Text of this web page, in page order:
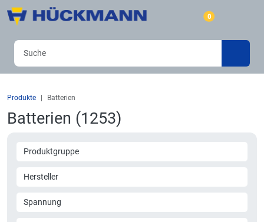
0
Produkte Batterien
Batterien (1253)
Produktgruppe
Hersteller
Spannung